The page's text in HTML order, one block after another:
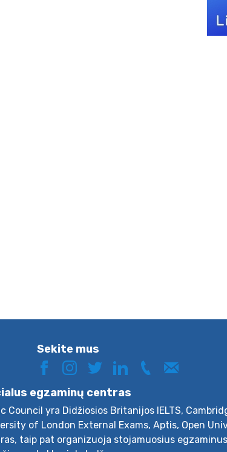
Sekite mus
egzaminų centras
Council yra Didžiosios Britanijos IELTS,
of London External Exams, Aptis, Open
taip pat organizuoja stojamuosius